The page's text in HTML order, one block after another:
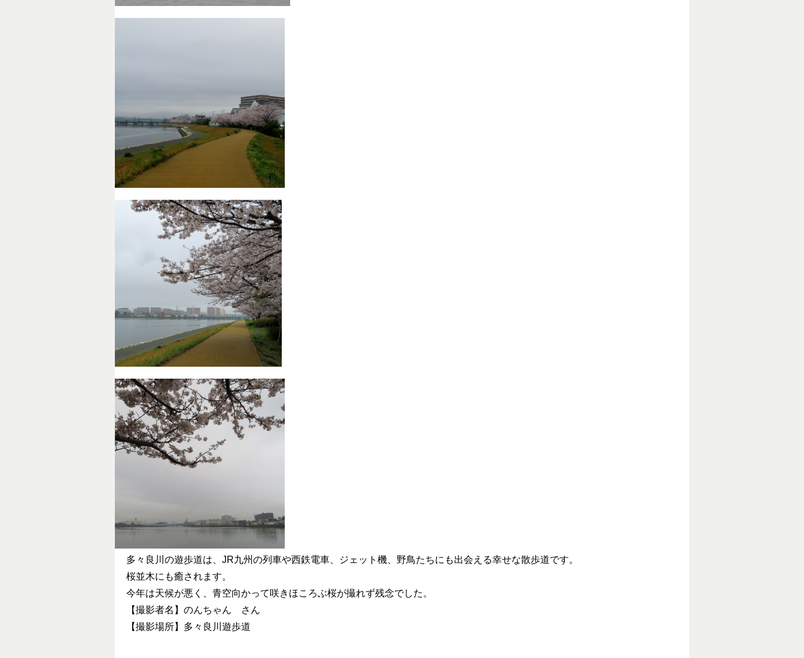
多々良川の遊歩道は、JR九州の列車や西鉄電車、ジェット機、野鳥たちにも出会える幸せな散歩道です。
桜並木にも癒されます。
今年は天候が悪く、青空向かって咲きほころぶ桜が撮れず残念でした。
【撮影者名】のんちゃん さん
【撮影場所】多々良川遊歩道